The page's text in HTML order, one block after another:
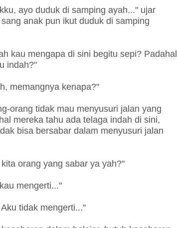
ayo duduk di samping ayah..." ujar
anak pun ikut duduk di samping
kau mengapa di sini begitu sepi? Padahal
indah?"
memangnya kenapa?"
orang tidak mau menyusuri jalan yang
mereka tahu ada telaga indah di sini,
bisa bersabar dalam menyusuri jalan
orang yang sabar ya yah?"
mengerti..."
tidak mengerti..."